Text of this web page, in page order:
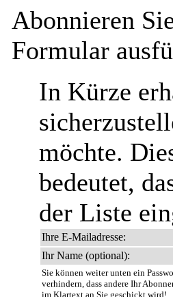
Abonnieren
Formular
In Kürze
möchte.
bedeutet,
der Liste
Ihre E-Mailadresse:
Ihr Name (optional):
Sie können weiter unten ein
verhindern, dass andere Ihr
im Klartext an Sie geschickt wird!